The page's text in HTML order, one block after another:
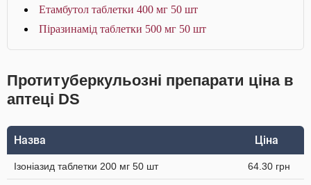
Етамбутол таблетки 400 мг 50 шт
Піразинамід таблетки 500 мг 50 шт
Протитуберкульозні препарати ціна в
аптеці DS
Назва Ціна
Ізоніазид таблетки 200 мг 50 шт 64.30 грн